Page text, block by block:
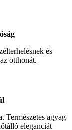
és
otthonát.
Természetes agyag
eleganciát